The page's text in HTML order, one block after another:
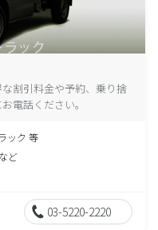
割引料金や予約、乗り捨
電話ください。
ック 等
ど
03-5220-2220